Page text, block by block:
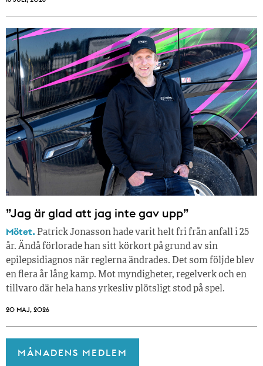
”Jag är glad att jag inte gav upp”
Mötet. Patrick Jonasson hade varit helt fri från anfall i 25
år. Ändå förlorade han sitt körkort på grund av sin
epilepsidiagnos när reglerna ändrades. Det som följde blev
en flera år lång kamp. Mot myndigheter, regelverk och en
tillvaro där hela hans yrkesliv plötsligt stod på spel.
20 MAJ, 2026
MÅNADENS MEDLEM